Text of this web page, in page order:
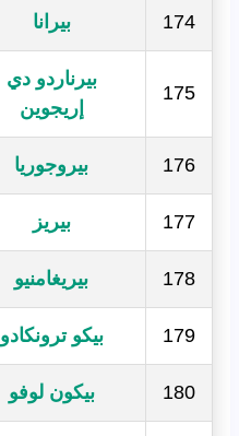
174 بيرانا
175
بيرناردو دي
إريجوين
176 بيروجوريا
177 بيريز
178 بيريغامنيو
179 بيكو ترونكادو
180 بيكون لوفو